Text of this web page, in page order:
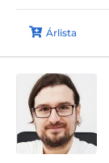
Árlista